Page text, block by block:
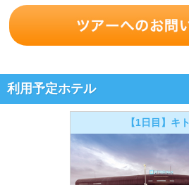
利用予定ホテル
【1日目】キト